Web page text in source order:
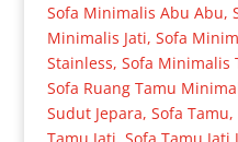
Sofa Minimalis Abu Abu,
Minimalis Jati, Sofa
Stainless, Sofa Minimalis
Sofa Ruang Tamu
Sudut Jepara, Sofa Tamu,